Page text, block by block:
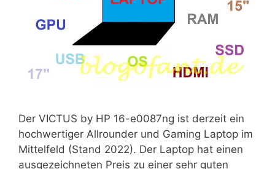
Der VICTUS by HP 16-e0087ng ist derzeit ein
hochwertiger Allrounder und Gaming Laptop im
Mittelfeld (Stand 2022). Der Laptop hat einen
ausgezeichneten Preis zu einer sehr guten